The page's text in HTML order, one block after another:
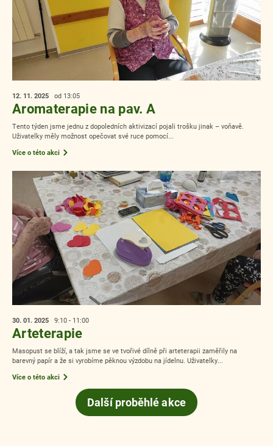
12. 11. 2025 od 13:05
Aromaterapie na pav. A
Tento týden jsme jednu z dopoledních aktivizací pojali trošku jinak – voňavě.
Uživatelky měly možnost opečovat své ruce pomocí...
Více o této akci
30. 01. 2025 9:10 - 11:00
Arteterapie
Masopust se blíží, a tak jsme se ve tvořivé dílně při arteterapii zaměřily na
barevný papír a že si vyrobíme pěknou výzdobu na jídelnu. Uživatelky...
Více o této akci
Další proběhlé akce